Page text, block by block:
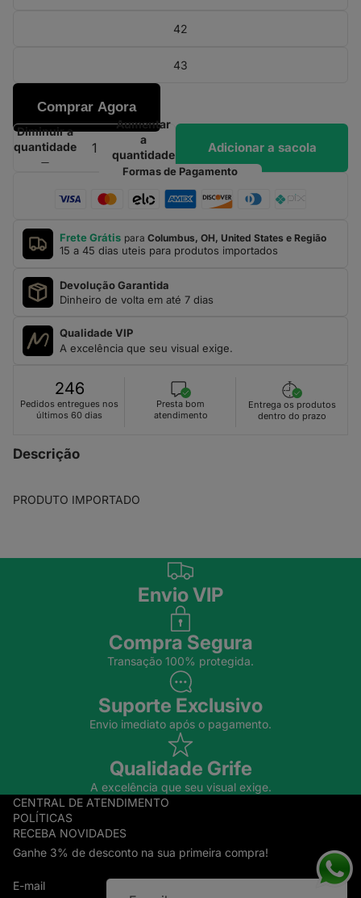
42
43
Comprar Agora
Diminuir a
quantidade
Aumentar
a
quantidade
Adicionar a sacola
Formas de Pagamento
Frete Grátis para Columbus, OH, United States e Região
15 a 45 dias uteis para produtos importados
Devolução Garantida
Dinheiro de volta em até 7 dias
Qualidade VIP
A excelência que seu visual exige.
246
Pedidos entregues nos
últimos 60 dias
Presta bom
atendimento
Entrega os produtos
dentro do prazo
Descrição
PRODUTO IMPORTADO
Envio VIP
Compra Segura
Transação 100% protegida.
Suporte Exclusivo
Envio imediato após o pagamento.
Qualidade Grife
A excelência que seu visual exige.
CENTRAL DE ATENDIMENTO
POLÍTICAS
RECEBA NOVIDADES
Ganhe 3% de desconto na sua primeira compra!
E-mail